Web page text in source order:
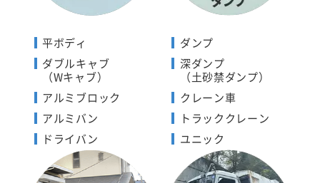
平ボディ
ダブルキャブ
（Wキャブ）
アルミブロック
アルミバン
ドライバン
ダンプ
深ダンプ
（土砂禁ダンプ）
クレーン車
トラッククレーン
ユニック